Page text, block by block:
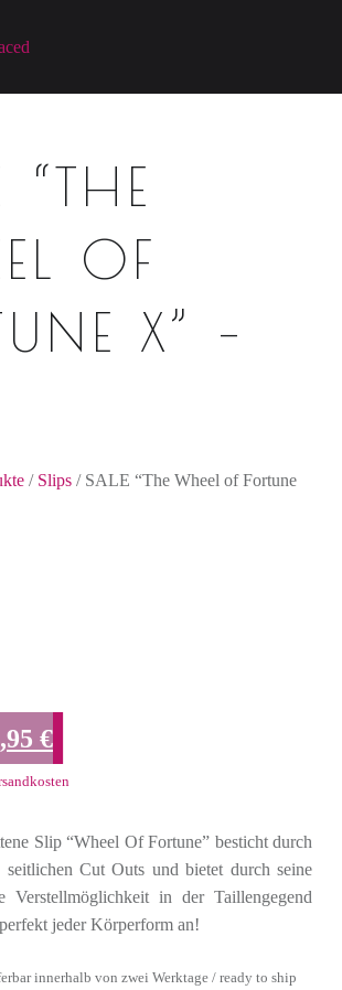
D
“THE
OF
X” –
/ Slips/ SALE “The Wheel of Fortune
war: 79,95 €
€
Aktueller Preis ist: 44,95 €.
Slip “Wheel Of Fortune” besticht durch
seitlichen Cut Outs und bietet durch seine
Verstellmöglichkeit in der Taillengegend
jeder Körperform an!
innerhalb von zwei Werktage / ready to ship